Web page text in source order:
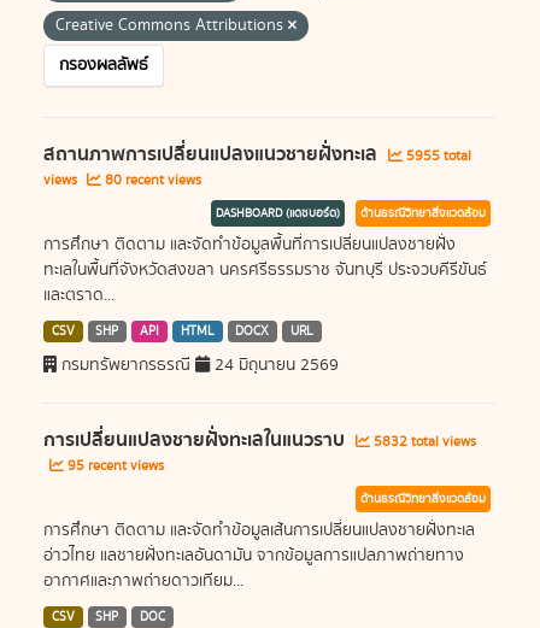
Creative Commons Attributions
กรองผลลัพธ์
สถานภาพการเปลี่ยนแปลงแนวชายฝั่งทะเล
5955 total
views
80 recent views
DASHBOARD (แดชบอร์ด) ด้านธรณีวิทยาสิ่งแวดล้อม
การศึกษา ติดตาม และจัดทำข้อมูลพื้นที่การเปลี่ยนแปลงชายฝั่ง
ทะเลในพื้นที่จังหวัดสงขลา นครศรีธรรมราช จันทบุรี ประจวบคีรีขันธ์
และตราด...
CSV SHP API HTML DOCX URL
กรมทรัพยากรธรณี 24 มิถุนายน 2569
การเปลี่ยนแปลงชายฝั่งทะเลในแนวราบ
5832 total views
95 recent views
ด้านธรณีวิทยาสิ่งแวดล้อม
การศึกษา ติดตาม และจัดทำข้อมูลเส้นการเปลี่ยนแปลงชายฝั่งทะเล
อ่าวไทย แลชายฝั่งทะเลอันดามัน จากข้อมูลการแปลภาพถ่ายทาง
อากาศและภาพถ่ายดาวเทียม...
CSV SHP DOC